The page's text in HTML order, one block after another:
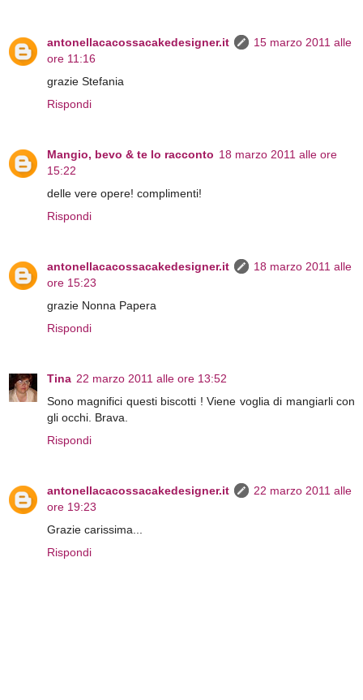
antonellacacossacakedesigner.it
15 marzo 2011 alle
ore 11:16
grazie Stefania
Rispondi
Mangio, bevo & te lo racconto 18 marzo 2011 alle ore
15:22
delle vere opere! complimenti!
Rispondi
antonellacacossacakedesigner.it
18 marzo 2011 alle
ore 15:23
grazie Nonna Papera
Rispondi
Tina 22 marzo 2011 alle ore 13:52
Sono magnifici questi biscotti ! Viene voglia di mangiarli con
gli occhi. Brava.
Rispondi
antonellacacossacakedesigner.it
22 marzo 2011 alle
ore 19:23
Grazie carissima...
Rispondi